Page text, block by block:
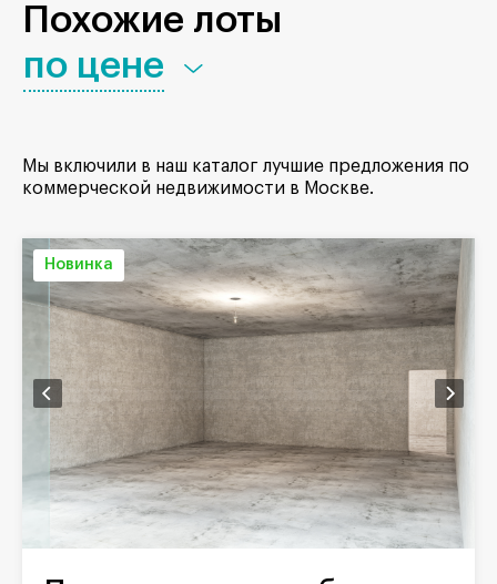
Похожие лоты
по цене
Мы включили в наш каталог лучшие предложения по
коммерческой недвижимости в Москве.
Новинка